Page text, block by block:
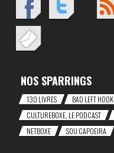
NOS SPARRINGS
130 LIVRES BAD LEFT HOOK
CULTUREBOXE, LE PODCAST
NETBOXE
SOU CAPOEIRA